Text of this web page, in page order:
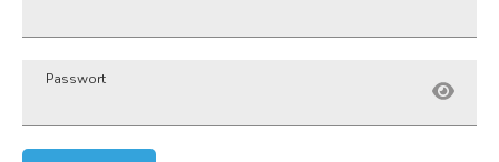
Passwort